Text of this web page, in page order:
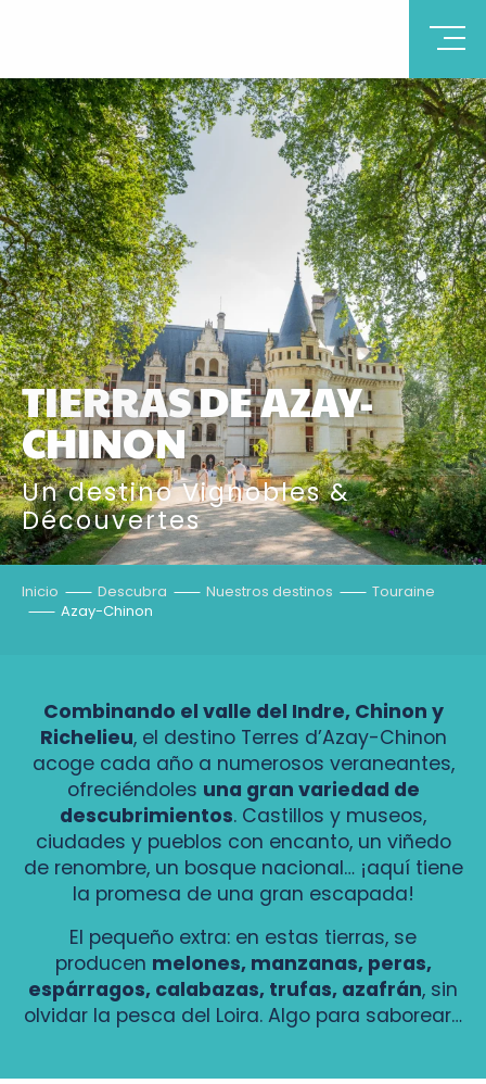
TIERRAS DE AZAY-
CHINON
Un destino Vignobles &
Découvertes
Inicio Descubra Nuestros destinos
Touraine
Azay-Chinon
Combinando el valle del Indre, Chinon y
Richelieu, el destino Terres d’Azay-Chinon
acoge cada año a numerosos veraneantes,
ofreciéndoles una gran variedad de
descubrimientos. Castillos y museos,
ciudades y pueblos con encanto, un viñedo
de renombre, un bosque nacional… ¡aquí tiene
la promesa de una gran escapada!
El pequeño extra: en estas tierras, se
producen melones, manzanas, peras,
espárragos, calabazas, trufas, azafrán, sin
olvidar la pesca del Loira. Algo para saborear…